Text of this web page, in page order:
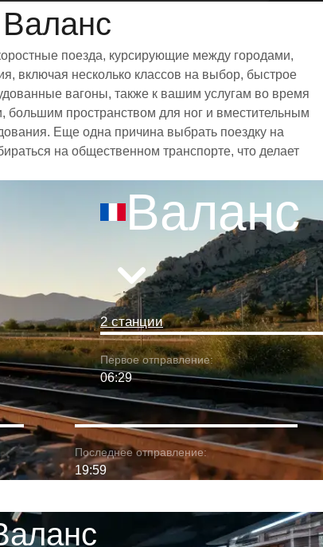
поезда, курсирующие между городами,
включая несколько классов на выбор, быстрое
вагоны, также к вашим услугам во время
пространством для ног и вместительным
Еще одна причина выбрать поездку на
на общественном транспорте, что делает
Валанс
2 станции
Первое отправление:
06:29
Последнее отправление:
19:59